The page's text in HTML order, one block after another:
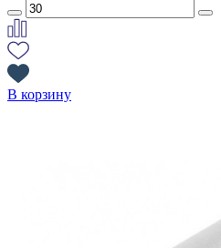
В корзину